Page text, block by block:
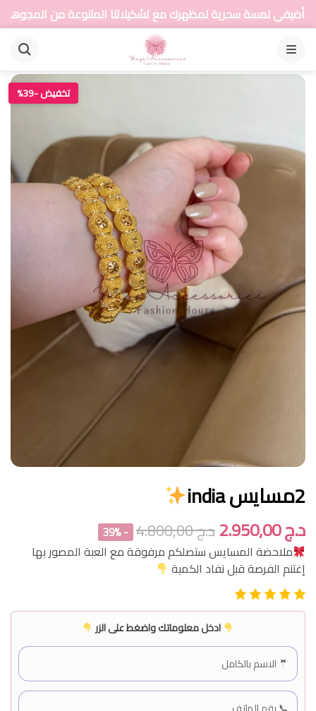
لمظهرك مع تشكيلاتنا المتنوعة من المجوهرات
القائمة
تخفيض -39%
2مسايس india
د.ج2.950,00 د.ج4.800,00
- 39%
ملاحضة المسايس ستصلكم مرفوقة مع العبة المصور بها
إغتنم الفرصة قبل نفاد الكمية
ادخل معلوماتك واضغط على الزر